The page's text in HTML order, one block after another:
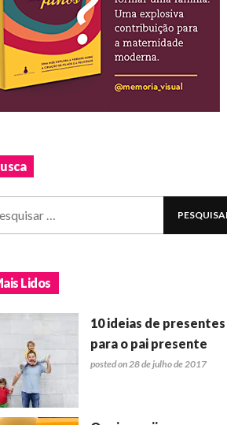
Lidos
10 ideias de presentes
para o pai presente
posted on 28 de julho de 2017